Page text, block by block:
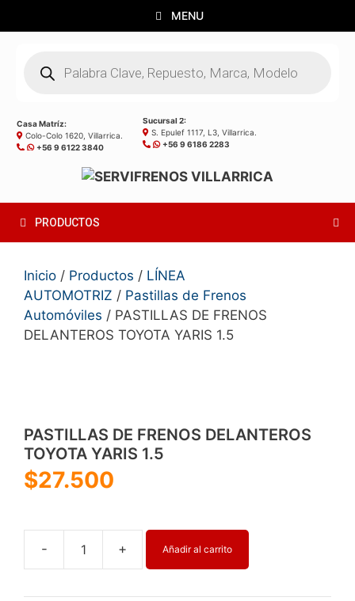
al
MENU
productos
Casa Matríz:
Colo-Colo 1620, Villarrica.
+56 9 6122 3840
Sucursal 2:
S. Epulef 1117, L3, Villarrica.
+56 9 6186 2283
PRODUCTOS
Inicio / Productos / LÍNEA
AUTOMOTRIZ / Pastillas de Frenos
Automóviles / PASTILLAS DE FRENOS
DELANTEROS TOYOTA YARIS 1.5
PASTILLAS DE FRENOS DELANTEROS
TOYOTA YARIS 1.5
$27.500
-
PASTILLAS
FRENOS
+ Añadir al carrito